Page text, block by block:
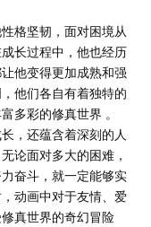
格坚韧，面对困境从
长过程中，他也经历
他变得更加成熟和强
他们各自有着独特的
多彩的修真世界 。
，还蕴含着深刻的人
论面对多大的困难，
奋斗，就一定能够实
动画中对于友情、爱
真世界的奇幻冒险